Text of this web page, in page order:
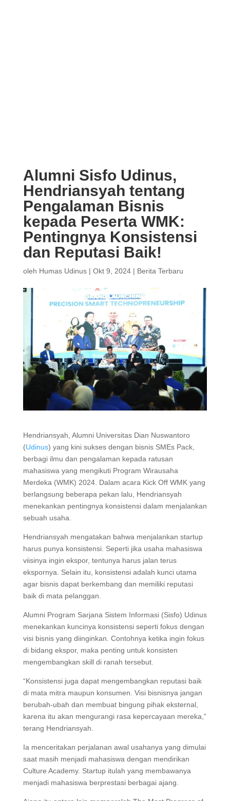
Alumni Sisfo Udinus,
Hendriansyah tentang
Pengalaman Bisnis
kepada Peserta WMK:
Pentingnya Konsistensi
dan Reputasi Baik!
oleh Humas Udinus| Okt 9, 2024| Berita Terbaru
Hendriansyah, Alumni Universitas Dian Nuswantoro
(Udinus) yang kini sukses dengan bisnis SMEs Pack,
berbagi ilmu dan pengalaman kepada ratusan
mahasiswa yang mengikuti Program Wirausaha
Merdeka (WMK) 2024. Dalam acara Kick Off WMK yang
berlangsung beberapa pekan lalu, Hendriansyah
menekankan pentingnya konsistensi dalam menjalankan
sebuah usaha.
Hendriansyah mengatakan bahwa menjalankan startup
harus punya konsistensi. Seperti jika usaha mahasiswa
viisinya ingin ekspor, tentunya harus jalan terus
ekspornya. Selain itu, konsistensi adalah kunci utama
agar bisnis dapat berkembang dan memiliki reputasi
baik di mata pelanggan.
Alumni Program Sarjana Sistem Informasi (Sisfo) Udinus
menekankan kuncinya konsistensi seperti fokus dengan
visi bisnis yang diinginkan. Contohnya ketika ingin fokus
di bidang ekspor, maka penting untuk konsisten
mengembangkan skill di ranah tersebut.
“Konsistensi juga dapat mengembangkan reputasi baik
di mata mitra maupun konsumen. Visi bisnisnya jangan
berubah-ubah dan membuat bingung pihak eksternal,
karena itu akan mengurangi rasa kepercayaan mereka,”
terang Hendriansyah.
Ia menceritakan perjalanan awal usahanya yang dimulai
saat masih menjadi mahasiswa dengan mendirikan
Culture Academy. Startup itulah yang membawanya
menjadi mahasiswa berprestasi berbagai ajang.